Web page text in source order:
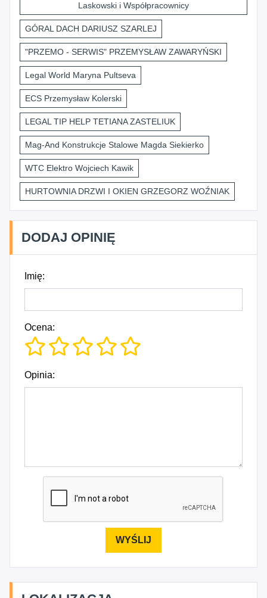
Laskowski i Współpracownicy
GÓRAL DACH DARIUSZ SZARLEJ
"PRZEMO - SERWIS" PRZEMYSŁAW ZAWARYŃSKI
Legal World Maryna Pultseva
ECS Przemysław Kolerski
LEGAL TIP HELP TETIANA ZASTELIUK
Mag-And Konstrukcje Stalowe Magda Siekierko
WTC Elektro Wojciech Kawik
HURTOWNIA DRZWI I OKIEN GRZEGORZ WOŹNIAK
DODAJ OPINIĘ
Imię:
Ocena:
Opinia: